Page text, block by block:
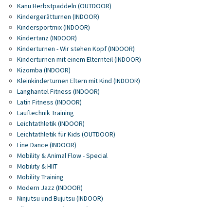
Kanu Herbstpaddeln (OUTDOOR)
Kindergerätturnen (INDOOR)
Kindersportmix (INDOOR)
Kindertanz (INDOOR)
Kinderturnen - Wir stehen Kopf (INDOOR)
Kinderturnen mit einem Elternteil (INDOOR)
Kizomba (INDOOR)
Kleinkinderturnen Eltern mit Kind (INDOOR)
Langhantel Fitness (INDOOR)
Latin Fitness (INDOOR)
Lauftechnik Training
Leichtathletik (INDOOR)
Leichtathletik für Kids (OUTDOOR)
Line Dance (INDOOR)
Mobility & Animal Flow - Special
Mobility & HIIT
Mobility Training
Modern Jazz (INDOOR)
Ninjutsu und Bujutsu (INDOOR)